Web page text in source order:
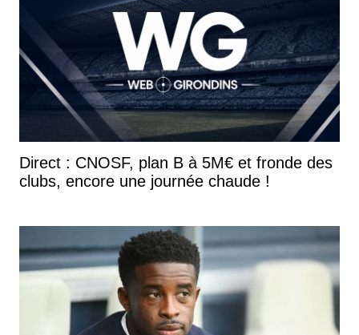
Direct : CNOSF, plan B à 5M€ et fronde des
clubs, encore une journée chaude !